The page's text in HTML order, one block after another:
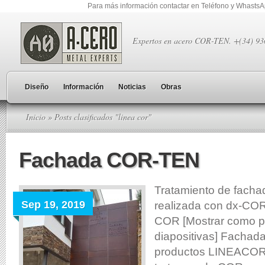
Para más información contactar en Teléfono y
Expertos en acero COR-TEN. +(34)
Diseño Información Noticias Obras
Inicio » Posts clasificados "linea cor"
Fachada COR-TEN
Sep 19, 2019
Tratamiento de
realizada con dx-
COR [Mostrar como
diapositivas]
productos